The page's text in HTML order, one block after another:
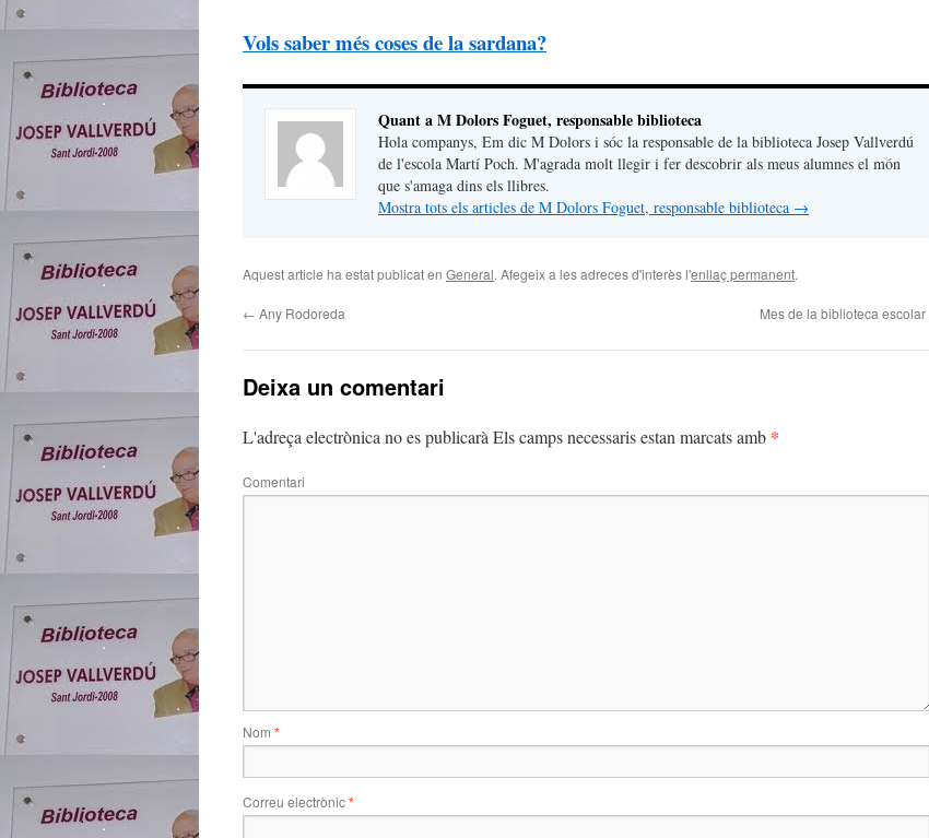
Vols saber més coses de la sardana?
Quant a M Dolors Foguet, responsable biblioteca
Hola companys, Em dic M Dolors i sóc la responsable de la biblioteca Josep Vallverdú
de l'escola Martí Poch. M'agrada molt llegir i fer descobrir als meus alumnes el món
que s'amaga dins els llibres.
Mostra tots els articles de M Dolors Foguet, responsable biblioteca →
Aquest article ha estat publicat en General. Afegeix a les adreces d'interès l'enllaç permanent.
← Any Rodoreda Mes de la biblioteca escolar
Deixa un comentari
L'adreça electrònica no es publicarà Els camps necessaris estan marcats amb *
Comentari
Nom *
Correu electrònic*